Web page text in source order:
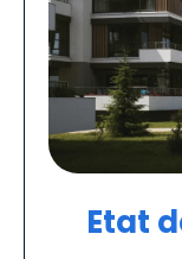
Etat